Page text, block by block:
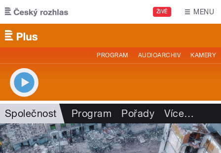
Přejít k hlavnímu obsahu
ŽIVĚ MENU
PROGRAM AUDIOARCHIV KAMERY
Společnost Program Pořady Více…